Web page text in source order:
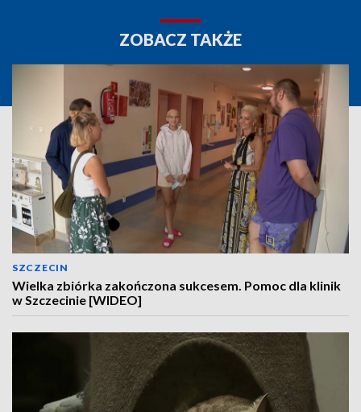
ZOBACZ TAKŻE
SZCZECIN
Wielka zbiórka zakończona sukcesem. Pomoc dla klinik
w Szczecinie [WIDEO]